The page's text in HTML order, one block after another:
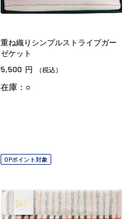
重ね織りシンプルストライプガー
ゼケット
5,500 円 （税込）
在庫：○
OPポイント対象